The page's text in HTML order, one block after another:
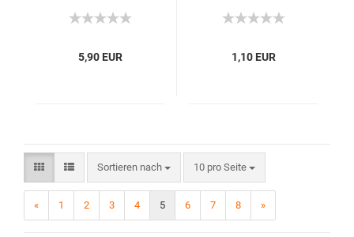
5,90 EUR 1,10 EUR
Sortieren nach 10 pro Seite
« 1 2 3 4 5 6 7 8 »